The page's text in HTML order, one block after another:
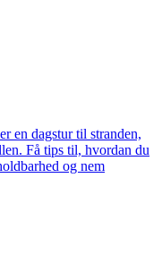
en dagstur til stranden,
Få tips til, hvordan du
og nem